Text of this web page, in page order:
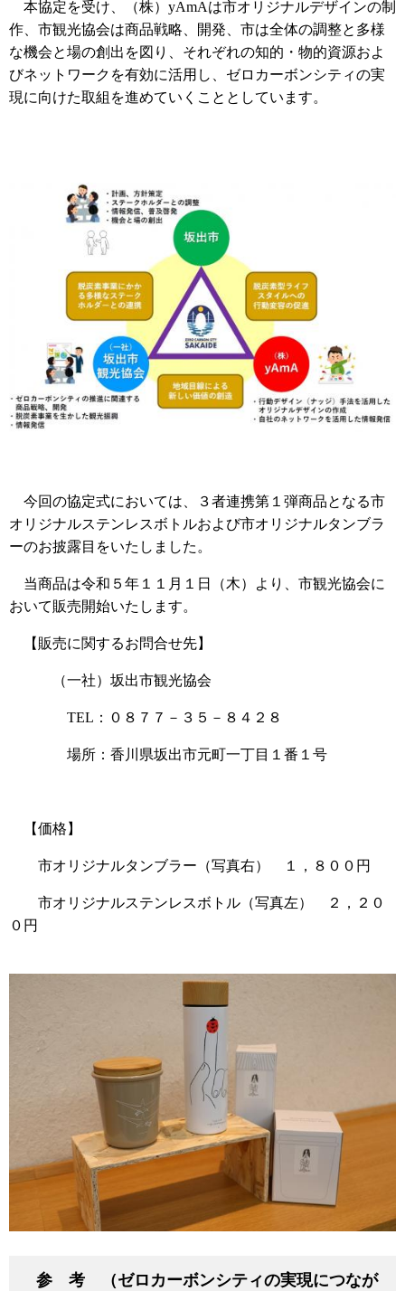
本協定を受け、（株）yAmAは市オリジナルデザインの制
作、市観光協会は商品戦略、開発、市は全体の調整と多様
な機会と場の創出を図り、それぞれの知的・物的資源およ
びネットワークを有効に活用し、ゼロカーボンシティの実
現に向けた取組を進めていくこととしています。
今回の協定式においては、３者連携第１弾商品となる市
オリジナルステンレスボトルおよび市オリジナルタンブラ
ーのお披露目をいたしました。
当商品は令和５年１１月１日（木）より、市観光協会に
おいて販売開始いたします。
【販売に関するお問合せ先】
（一社）坂出市観光協会
TEL：０８７７－３５－８４２８
場所：香川県坂出市元町一丁目１番１号
【価格】
市オリジナルタンブラー（写真右） １，８００円
市オリジナルステンレスボトル（写真左） ２，２０
０円
参 考
（ゼロカーボンシティの実現につなが